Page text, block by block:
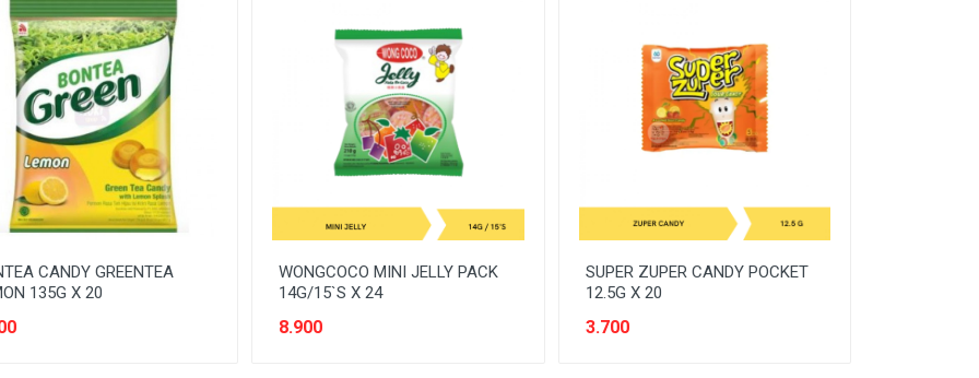
CANDY GREENTEA
135G X 20
WONGCOCO MINI JELLY PACK
14G/15`S X 24
8.900
SUPER ZUPER CANDY POCKET
12.5G X 20
3.700